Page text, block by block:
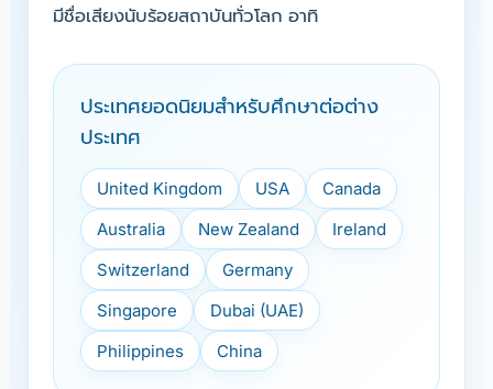
มีชื่อเสียงนับร้อยสถาบันทั่วโลก อาทิ
ประเทศยอดนิยมสำหรับศึกษาต่อต่าง
ประเทศ
United Kingdom USA
Canada
Australia
New Zealand
Ireland
Switzerland
Germany
Singapore
Dubai (UAE)
Philippines
China